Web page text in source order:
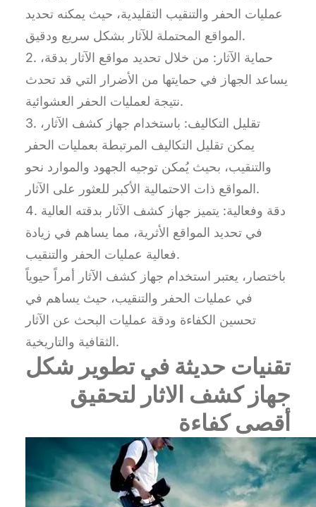
عمليات الحفر والتنقيب التقليدية، حيث يمكنه تحديد
المواقع المحتملة للآثار بشكل سريع ودقيق.
2. حماية الآثار: من خلال تحديد مواقع الآثار بدقة،
يساعد الجهاز في حمايتها من الأضرار التي قد تحدث
نتيجة لعمليات الحفر العشوائية.
3. تقليل التكاليف: باستخدام جهاز كشف الآثار،
يمكن تقليل التكاليف المرتبطة بعمليات الحفر
والتنقيب، بحيث يُمكن توجيه الجهود والموارد نحو
المواقع ذات الاحتمالية الأكبر للعثور على الآثار.
4. دقة وفعالية: يتميز جهاز كشف الآثار بدقته العالية
في تحديد المواقع الأثرية، مما يساهم في زيادة
فعالية عمليات الحفر والتنقيب.
باختصار، يعتبر استخدام جهاز كشف الآثار أمراً حيوياً
في عمليات الحفر والتنقيب، حيث يساهم في
تحسين الكفاءة ودقة عمليات البحث عن الآثار
الثقافية والتاريخية.
تقنيات حديثة في تطوير شكل
جهاز كشف الاثار لتحقيق
أقصى كفاءة